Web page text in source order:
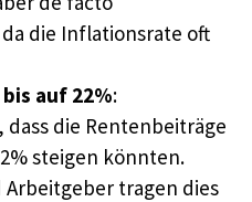
die Inflationsrate oft
auf 22%:
dass die Rentenbeiträge
steigen könnten.
tragen dies